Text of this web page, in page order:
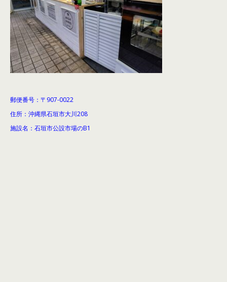
郵便番号：〒907-0022
住所：沖縄県石垣市大川208
施設名：石垣市公設市場のB1